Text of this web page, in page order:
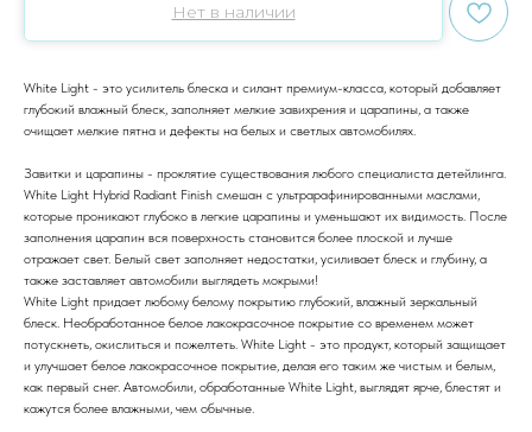
Нет в наличии
White Light - это усилитель блеска и силант премиум-класса, который добавляет
глубокий влажный блеск, заполняет мелкие завихрения и царапины, а также
очищает мелкие пятна и дефекты на белых и светлых автомобилях.
Завитки и царапины - проклятие существования любого специалиста детейлинга.
White Light Hybrid Radiant Finish смешан с ультрарафинированными маслами,
которые проникают глубоко в легкие царапины и уменьшают их видимость. После
заполнения царапин вся поверхность становится более плоской и лучше
отражает свет. Белый свет заполняет недостатки, усиливает блеск и глубину, а
также заставляет автомобили выглядеть мокрыми!
White Light придает любому белому покрытию глубокий, влажный зеркальный
блеск. Необработанное белое лакокрасочное покрытие со временем может
потускнеть, окислиться и пожелтеть. White Light - это продукт, который защищает
и улучшает белое лакокрасочное покрытие, делая его таким же чистым и белым,
как первый снег. Автомобили, обработанные White Light, выглядят ярче, блестят и
кажутся более влажными, чем обычные.